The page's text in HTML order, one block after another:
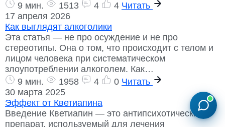
9 мин.
1513 4 4 Читать
17 апреля 2026
Как выглядят алкоголики
Эта статья — не про осуждение и не про
стереотипы. Она о том, что происходит с телом и
лицом человека при систематическом
злоупотреблении алкоголем. Как…
9 мин.
1958 4 0 Читать
30 марта 2025
Эффект от Кветиапина
Введение Кветиапин — это антипсихотический
препарат, используемый для лечения